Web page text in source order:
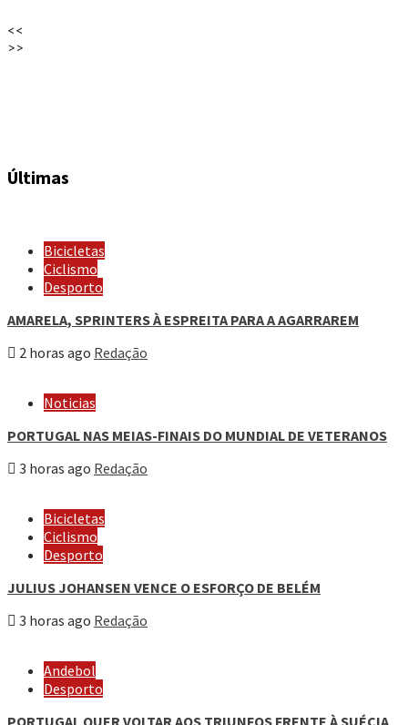
<<
>>
Últimas
Bicicletas
Ciclismo
Desporto
AMARELA, SPRINTERS À ESPREITA PARA A AGARRAREM
2 horas ago Redação
Noticias
PORTUGAL NAS MEIAS-FINAIS DO MUNDIAL DE VETERANOS
3 horas ago Redação
Bicicletas
Ciclismo
Desporto
JULIUS JOHANSEN VENCE O ESFORÇO DE BELÉM
3 horas ago Redação
Andebol
Desporto
PORTUGAL QUER VOLTAR AOS TRIUNFOS FRENTE À SUÉCIA